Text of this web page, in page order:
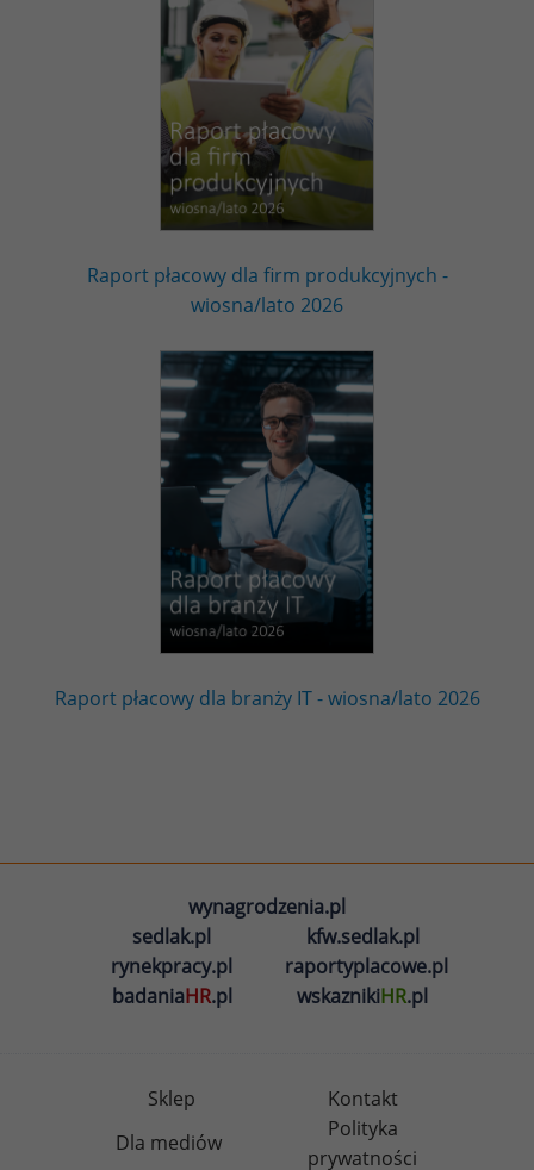
Raport płacowy dla firm produkcyjnych -
wiosna/lato 2026
Raport płacowy dla branży IT - wiosna/lato 2026
wynagrodzenia.pl
sedlak.pl
kfw.sedlak.pl
rynekpracy.pl
raportyplacowe.pl
badaniaHR.pl wskaznikiHR.pl
Sklep
Kontakt
Dla mediów
Polityka
prywatności